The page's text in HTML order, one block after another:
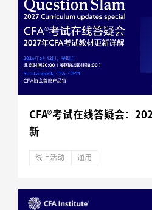
CFA®考试在线答疑会：
新
线上活动 通用